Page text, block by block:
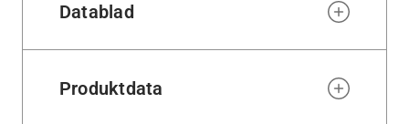
Datablad
Produktdata